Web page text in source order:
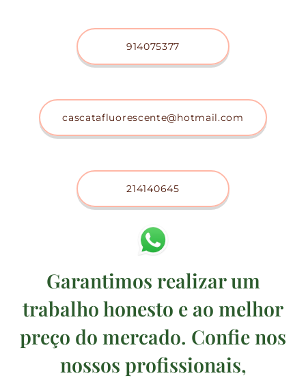
914075377
cascatafluorescente@hotmail.com
214140645
Garantimos realizar um
trabalho honesto e ao melhor
preço do mercado. Confie nos
nossos profissionais,